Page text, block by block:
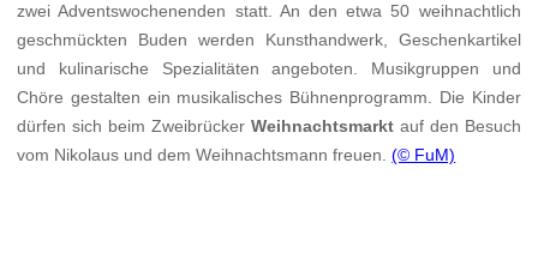
zwei Adventswochenenden statt. An den etwa 50 weihnachtlich
geschmückten Buden werden Kunsthandwerk, Geschenkartikel
und kulinarische Spezialitäten angeboten. Musikgruppen und
Chöre gestalten ein musikalisches Bühnenprogramm. Die Kinder
dürfen sich beim Zweibrücker Weihnachtsmarktauf den Besuch
vom Nikolaus und dem Weihnachtsmann freuen.(© FuM)